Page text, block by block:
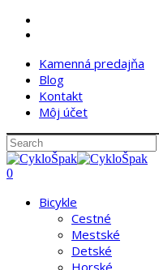
Skip
contentKamenná predajňa
Blog
Kontakt
Môj účet
Close
Search
search
account
0
Bicykle
Cestné
Mestské
Detské
Horské